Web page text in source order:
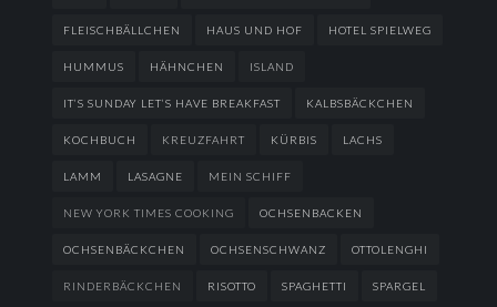
FLEISCHBÄLLCHEN HAUS UND HOF HOTEL SPIELWEG
HUMMUS HÄHNCHEN ISLAND
IT’S SUNDAY LET’S HAVE BREAKFAST KALBSBÄCKCHEN
KOCHBUCH KREUZFAHRT KÜRBIS LACHS
LAMM LASAGNE MEIN SCHIFF
NEW YORK TIMES COOKING OCHSENBACKEN
OCHSENBÄCKCHEN OCHSENSCHWANZ OTTOLENGHI
RINDERBÄCKCHEN RISOTTO SPAGHETTI SPARGEL